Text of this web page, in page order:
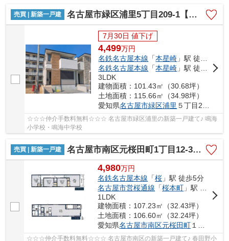
売買 | 新築一戸建 名古屋市緑区浦里5丁目209-1【仲介手数料無料】新築一戸建て 1号棟
7月30日 値下げ
4,499万円
名鉄名古屋本線 「本星崎 」駅 徒歩9分
名鉄名古屋本線 「本星崎 」駅 徒歩9分
3LDK
建物面積：101.43㎡（30.68坪）
土地面積：115.66㎡（34.98坪）
愛知県名古屋市緑区浦里 ５丁目209-1
☆☆☆仲介手数料無料☆☆☆ 名古屋市緑区浦里の新築一戸建て♪ 鳴海
小学校・鳴海中学校
売買 | 新築一戸建 名古屋市南区元桜田町1丁目12-3【仲介手数料無料】新築一戸建て
4,980万円
名鉄名古屋本線 「桜 」駅 徒歩5分
名古屋市営桜通線 「桜本町 」駅 徒歩5分
1LDK
建物面積：107.23㎡（32.43坪）
土地面積：106.60㎡（32.24坪）
愛知県名古屋市南区元桜田町 １丁目12-3
☆☆☆仲介手数料無料☆☆☆ 名古屋市南区の新築一戸建て♪ 春田野小